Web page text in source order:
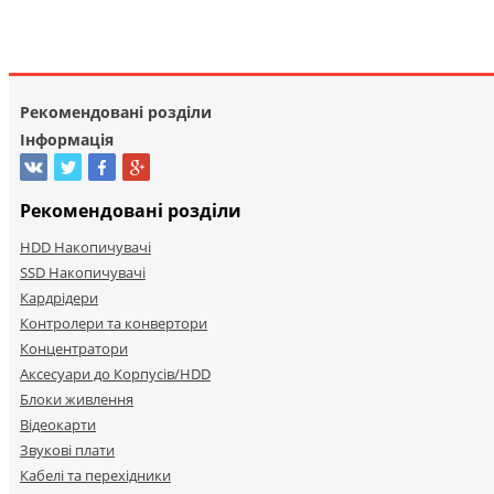
Рекомендовані розділи
Інформація
Рекомендовані розділи
HDD Накопичувачі
SSD Накопичувачі
Кардрідери
Контролери та конвертори
Концентратори
Аксесуари до Корпусів/HDD
Блоки живлення
Відеокарти
Звукові плати
Кабелі та перехідники